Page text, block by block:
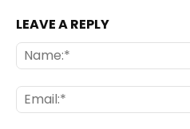
LEAVE A REPLY